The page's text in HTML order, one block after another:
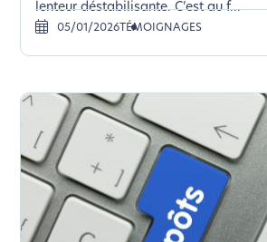
lenteur déstabilisante. C’est au f...
05/01/2026 TÉMOIGNAGES